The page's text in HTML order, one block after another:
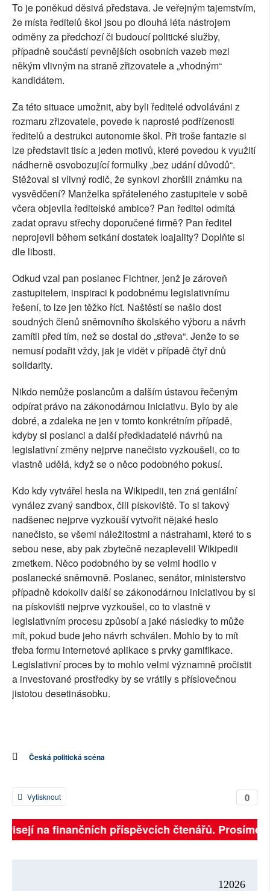
To je poněkud děsivá představa. Je veřejným tajemstvím,
že místa ředitelů škol jsou po dlouhá léta nástrojem
odměny za předchozí či budoucí politické služby,
případně součástí pevnějších osobních vazeb mezi
někým vlivným na straně zřizovatele a „vhodným“
kandidátem.
Za této situace umožnit, aby byli ředitelé odvoláváni z
rozmaru zřizovatele, povede k naprosté podřízenosti
ředitelů a destrukci autonomie škol. Při troše fantazie si
lze představit tisíc a jeden motivů, které povedou k využití
nádherně osvobozující formulky „bez udání důvodů“.
Stěžoval si vlivný rodič, že synkovi zhoršili známku na
vysvědčení? Manželka spřáteleného zastupitele v sobě
včera objevila ředitelské ambice? Pan ředitel odmítá
zadat opravu střechy doporučené firmě? Pan ředitel
neprojevil během setkání dostatek loajality? Doplňte si
dle libosti.
Odkud vzal pan poslanec Fichtner, jenž je zároveň
zastupitelem, inspiraci k podobnému legislativnímu
řešení, to lze jen těžko říct. Naštěstí se našlo dost
soudných členů sněmovního školského výboru a návrh
zamítli před tím, než se dostal do „střeva“. Jenže to se
nemusí podařit vždy, jak je vidět v případě čtyř dnů
solidarity.
Nikdo nemůže poslancům a dalším ústavou řečeným
odpírat právo na zákonodárnou iniciativu. Bylo by ale
dobré, a zdaleka ne jen v tomto konkrétním případě,
kdyby si poslanci a další předkladatelé návrhů na
legislativní změny nejprve nanečisto vyzkoušeli, co to
vlastně udělá, když se o něco podobného pokusí.
Kdo kdy vytvářel hesla na Wikipedii, ten zná geniální
vynález zvaný sandbox, čili pískoviště. To si takový
nadšenec nejprve vyzkouší vytvořit nějaké heslo
nanečisto, se všemi náležitostmi a nástrahami, které to s
sebou nese, aby pak zbytečně nezaplevelil Wikipedii
zmetkem. Něco podobného by se velmi hodilo v
poslanecké sněmovně. Poslanec, senátor, ministerstvo
případně kdokoliv další se zákonodárnou iniciativou by si
na pískovišti nejprve vyzkoušel, co to vlastně v
legislativním procesu způsobí a jaké následky to může
mít, pokud bude jeho návrh schválen. Mohlo by to mít
třeba formu internetové aplikace s prvky gamifikace.
Legislativní proces by to mohlo velmi významně pročistit
a investované prostředky by se vrátily s příslovečnou
jistotou desetinásobku.
Česká politická scéna
0
Vytisknout
na finančních příspěvcích čtenářů. Prosíme,
12026